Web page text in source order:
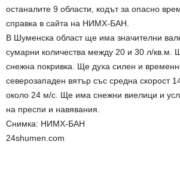
останалите 9 области, кодът за опасно
справка в сайта на НИМХ-БАН.
В Шуменска област ще има значителни
сумарни количества между 20 и 30 л/кв.м.
снежна покривка. Ще духа силен и
северозападен вятър със средна скорост
около 24 м/с. Ще има снежни виелици и
на преспи и навявания.
Снимка: НИМХ-БАН
24shumen.com